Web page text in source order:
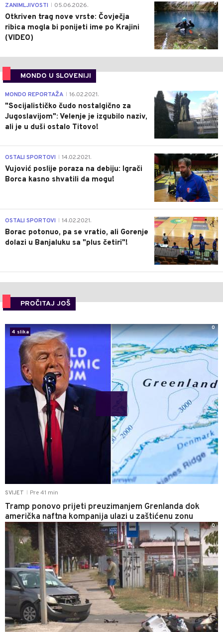
0
ZANIMLJIVOSTI 05.06.2026.
Otkriven trag nove vrste: Čovječja
ribica mogla bi ponijeti ime po Krajini
(VIDEO)
MONDO U SLOVENIJI
4
MONDO REPORTAŽA 16.02.2021.
"Socijalističko čudo nostalgično za
Jugoslavijom": Velenje je izgubilo naziv,
ali je u duši ostalo Titovo!
1
OSTALI SPORTOVI 14.02.2021.
Vujović poslije poraza na debiju: Igrači
Borca kasno shvatili da mogu!
3
OSTALI SPORTOVI 14.02.2021.
Borac potonuo, pa se vratio, ali Gorenje
dolazi u Banjaluku sa "plus četiri"!
PROČITAJ JOŠ
SVIJET Pre 41 min
Tramp ponovo prijeti preuzimanjem Grenlanda dok
američka naftna kompanija ulazi u zaštićenu zonu
4 slika
0
0